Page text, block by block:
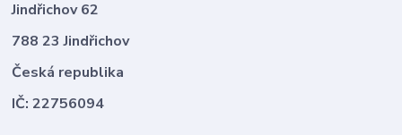
Jindřichov 62
788 23 Jindřichov
Česká republika
IČ: 22756094